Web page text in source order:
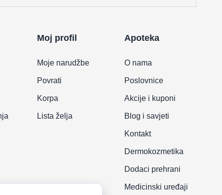
Moj profil
Moje narudžbe
Povrati
Korpa
Lista želja
Apoteka
O nama
Poslovnice
Akcije i kuponi
Blog i savjeti
Kontakt
Dermokozmetika
Dodaci prehrani
Medicinski uređaji